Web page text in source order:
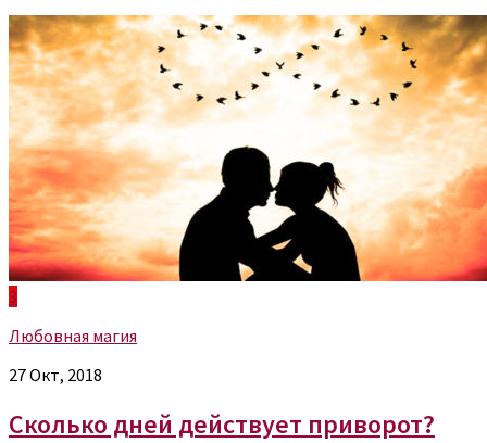
3
Любовная магия
27 Окт, 2018
Сколько дней действует приворот?